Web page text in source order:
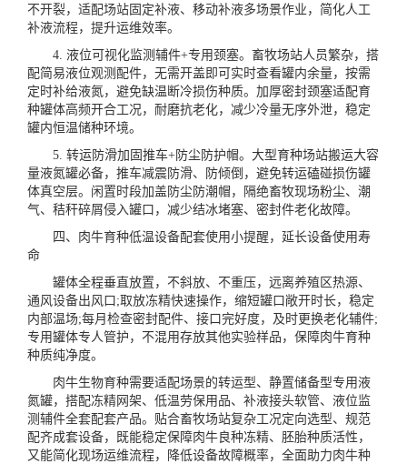
不开裂，适配场站固定补液、移动补液多场景作业，简化人工
补液流程，提升运维效率。
4. 液位可视化监测辅件+专用颈塞。畜牧场站人员繁杂，搭
配简易液位观测配件，无需开盖即可实时查看罐内余量，按需
定时补给液氮，避免缺温断冷损伤种质。加厚密封颈塞适配育
种罐体高频开合工况，耐磨抗老化，减少冷量无序外泄，稳定
罐内恒温储种环境。
5. 转运防滑加固推车+防尘防护帽。大型育种场站搬运大容
量液氮罐必备，推车减震防滑、防倾倒，避免转运磕碰损伤罐
体真空层。闲置时段加盖防尘防潮帽，隔绝畜牧现场粉尘、潮
气、秸秆碎屑侵入罐口，减少结冰堵塞、密封件老化故障。
四、肉牛育种低温设备配套使用小提醒，延长设备使用寿
命
罐体全程垂直放置，不斜放、不重压，远离养殖区热源、
通风设备出风口;取放冻精快速操作，缩短罐口敞开时长，稳定
内部温场;每月检查密封配件、接口完好度，及时更换老化辅件;
专用罐体专人管护，不混用存放其他实验样品，保障肉牛育种
种质纯净度。
肉牛生物育种需要适配场景的转运型、静置储备型专用液
氮罐，搭配冻精网架、低温劳保用品、补液接头软管、液位监
测辅件全套配套产品。贴合畜牧场站复杂工况定向选型、规范
配齐成套设备，既能稳定保障肉牛良种冻精、胚胎种质活性，
又能简化现场运维流程，降低设备故障概率，全面助力肉牛种